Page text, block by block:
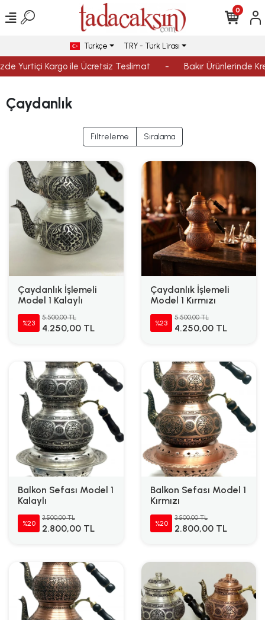
Yurtiçi Kargo ile Ücretsiz Teslimat Bakır Ürünlerinde
0
Türkçe TRY - Türk Lirası
Çaydanlık
Filtreleme Sıralama
Çaydanlık İşlemeli
Model 1 Kalaylı
%23
5.500,00 TL
4.250,00 TL
Çaydanlık İşlemeli
Model 1 Kırmızı
%23
5.500,00 TL
4.250,00 TL
Balkon Sefası Model 1
Kalaylı
%20
3.500,00 TL
2.800,00 TL
Balkon Sefası Model 1
Kırmızı
%20
3.500,00 TL
2.800,00 TL